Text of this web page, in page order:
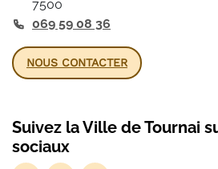
7500
069 59 08 36
NOUS CONTACTER
Suivez la Ville de Tournai
sociaux